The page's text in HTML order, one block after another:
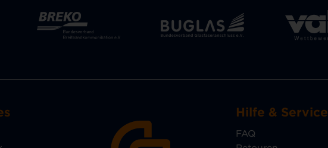
Hilfe & Service
FAQ